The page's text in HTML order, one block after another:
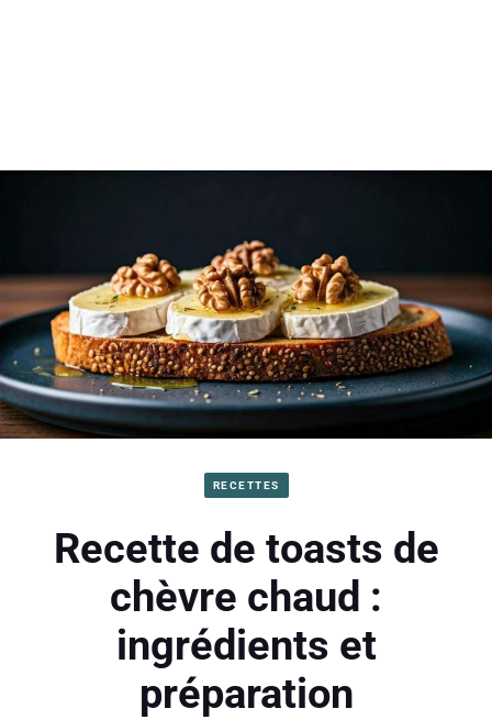
RECETTES
Recette de toasts de
chèvre chaud :
ingrédients et
préparation